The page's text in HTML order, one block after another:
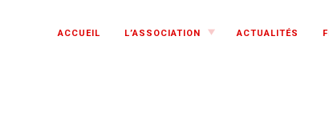
ACCUEIL L’ASSOCIATION TOGGLE
CHILD
ACTUALITÉS